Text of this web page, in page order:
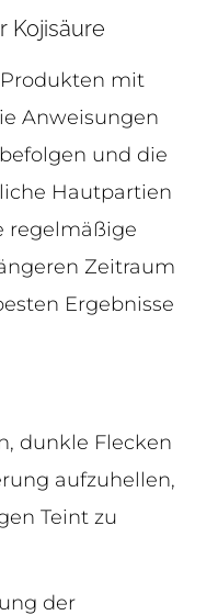
Kojisäure
mit
Anweisungen
und die
Hautpartien
regelmäßige
Zeitraum
Ergebnisse
dunkle Flecken
aufzuhellen,
Teint zu
der